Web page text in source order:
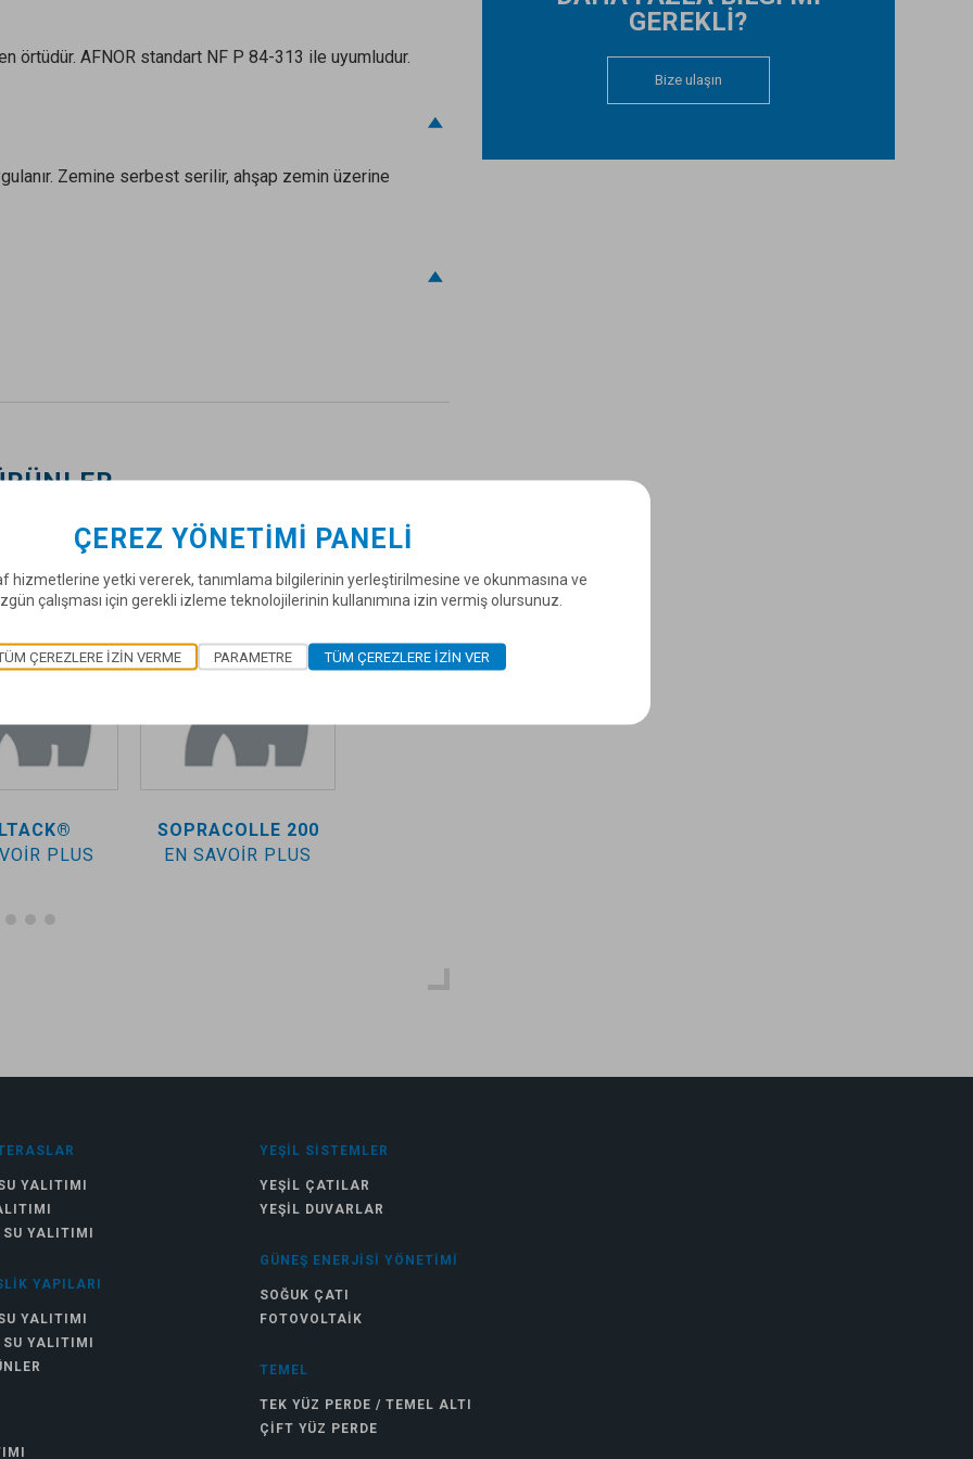
örtüdür. AFNOR standart NF P 84-313 ile uyumludur.
Zemine serbest serilir, ahşap zemin üzerine
GEREKLİ?
Bize ulaşın
PLUS
SOPRACOLLE 200
EN SAVOIR PLUS
YALITIMI
YALITIMI
YAPILARI
YALITIMI
YALITIMI
YEŞIL SISTEMLER
YEŞIL ÇATILAR
YEŞIL DUVARLAR
GÜNEŞ ENERJISI YÖNETIMI
SOĞUK ÇATI
FOTOVOLTAIK
TEMEL
TEK YÜZ PERDE / TEMEL ALTI
ÇIFT YÜZ PERDE
ÇEREZ YÖNETIMI PANELI
hizmetlerine yetki vererek, tanımlama bilgilerinin yerleştirilmesine ve okunmasına ve
çalışması için gerekli izleme teknolojilerinin kullanımına izin vermiş olursunuz.
ÇEREZLERE IZIN VERME PARAMETRE TÜM ÇEREZLERE IZIN VER